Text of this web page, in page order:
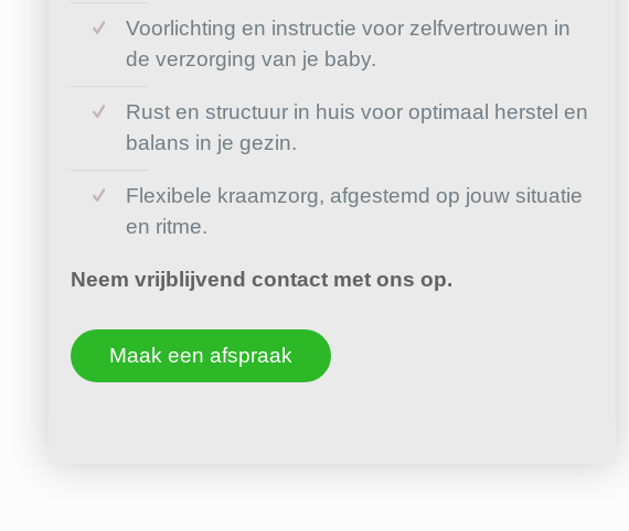
Voorlichting en instructie voor zelfvertrouwen in
de verzorging van je baby.
Rust en structuur in huis voor optimaal herstel en
balans in je gezin.
Flexibele kraamzorg, afgestemd op jouw situatie
en ritme.
Neem vrijblijvend contact met ons op.
Maak een afspraak